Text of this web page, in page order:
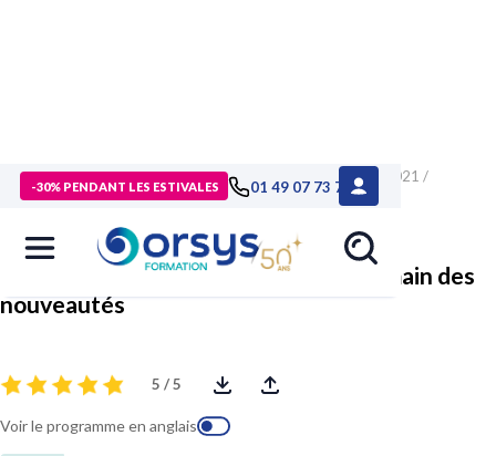
-30% PENDANT LES ESTIVALES 01 49 07 73 73
> Formations>Compétences métiers
Formation Word 2021 /
Microsoft 365, prise en main des nouveautés
Word 2021 / Microsoft 365, prise en main des
nouveautés
5 / 5
Voir le programme en anglais